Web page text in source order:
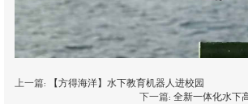
上一篇:
【方得海洋】水下教育机器人进校园
下一篇: 全新一体化水下